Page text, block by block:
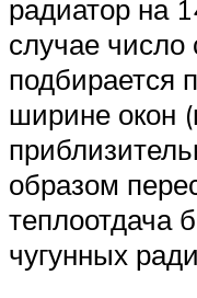
радиатор на
случае число
подбирается
ширине окон
образом
теплоотдача
чугунных